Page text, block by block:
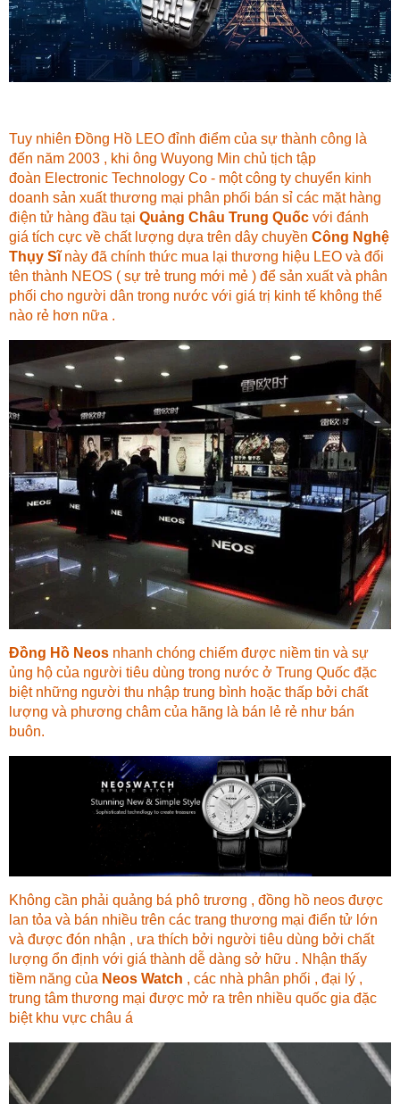
Tuy nhiên Đồng Hồ LEO đỉnh điểm của sự thành công là
đến năm 2003 , khi ông Wuyong Min chủ tịch tập
đoàn Electronic Technology Co - một công ty chuyển kinh
doanh sản xuất thương mại phân phối bán sỉ các mặt hàng
điện tử hàng đầu tại Quảng Châu Trung Quốc với đánh
giá tích cực về chất lượng dựa trên dây chuyền Công Nghệ
Thụy Sĩnày đã chính thức mua lại thương hiệu LEO và đổi
tên thành NEOS ( sự trẻ trung mới mẻ ) để sản xuất và phân
phối cho người dân trong nước với giá trị kinh tế không thể
nào rẻ hơn nữa .
Đồng Hồ Neos nhanh chóng chiếm được niềm tin và sự
ủng hộ của người tiêu dùng trong nước ở Trung Quốc đặc
biệt những người thu nhập trung bình hoặc thấp bởi chất
lượng và phương châm của hãng là bán lẻ rẻ như bán
buôn.
Không cần phải quảng bá phô trương , đồng hồ neos được
lan tỏa và bán nhiều trên các trang thương mại điển tử lớn
và được đón nhận , ưa thích bởi người tiêu dùng bởi chất
lượng ổn định với giá thành dễ dàng sở hữu . Nhận thấy
tiềm năng của Neos Watch , các nhà phân phối , đại lý ,
trung tâm thương mại được mở ra trên nhiều quốc gia đặc
biệt khu vực châu á